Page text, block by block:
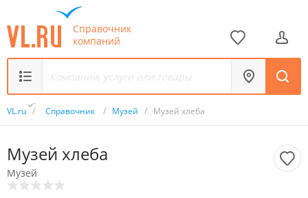
Справочник
компаний
VL.ru / Справочник / Музей / Музей хлеба
Музей хлеба
Музей